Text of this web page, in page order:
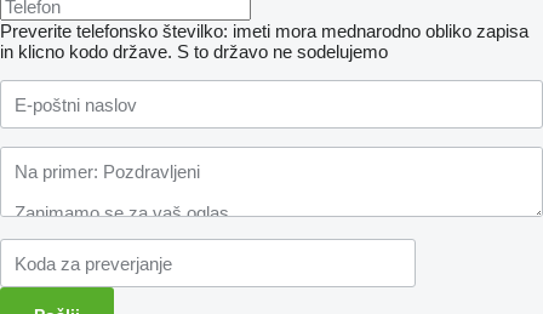
Preverite telefonsko številko: imeti mora mednarodno obliko zapisa
in klicno kodo države. S to državo ne sodelujemo